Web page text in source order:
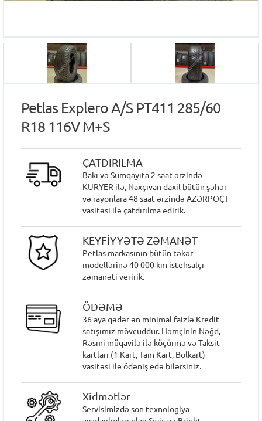
Petlas Explero A/S PT411 285/60
R18 116V M+S
ÇATDIRILMA
Bakı və Sumqayıta 2 saat ərzində
KURYER ilə, Naxçıvan daxil bütün şəhər
və rayonlara 48 saat ərzində AZƏRPOÇT
vasitəsi ilə çatdırılma edirik.
KEYFİYYƏTƏ ZƏMANƏT
Petlas markasının bütün təkər
modellərinə 40 000 km istehsalçı
zəmanəti veririk.
ÖDƏMƏ
36 aya qədər ən minimal faizlə Kredit
satışımız mövcuddur. Həmçinin Nəğd,
Rəsmi müqavilə ilə köçürmə və Taksit
kartları (1 Kart, Tam Kart, Bolkart)
vasitəsi ilə ödəniş edə bilərsiniz.
Xidmətlər
Servisimizdə son texnologiya